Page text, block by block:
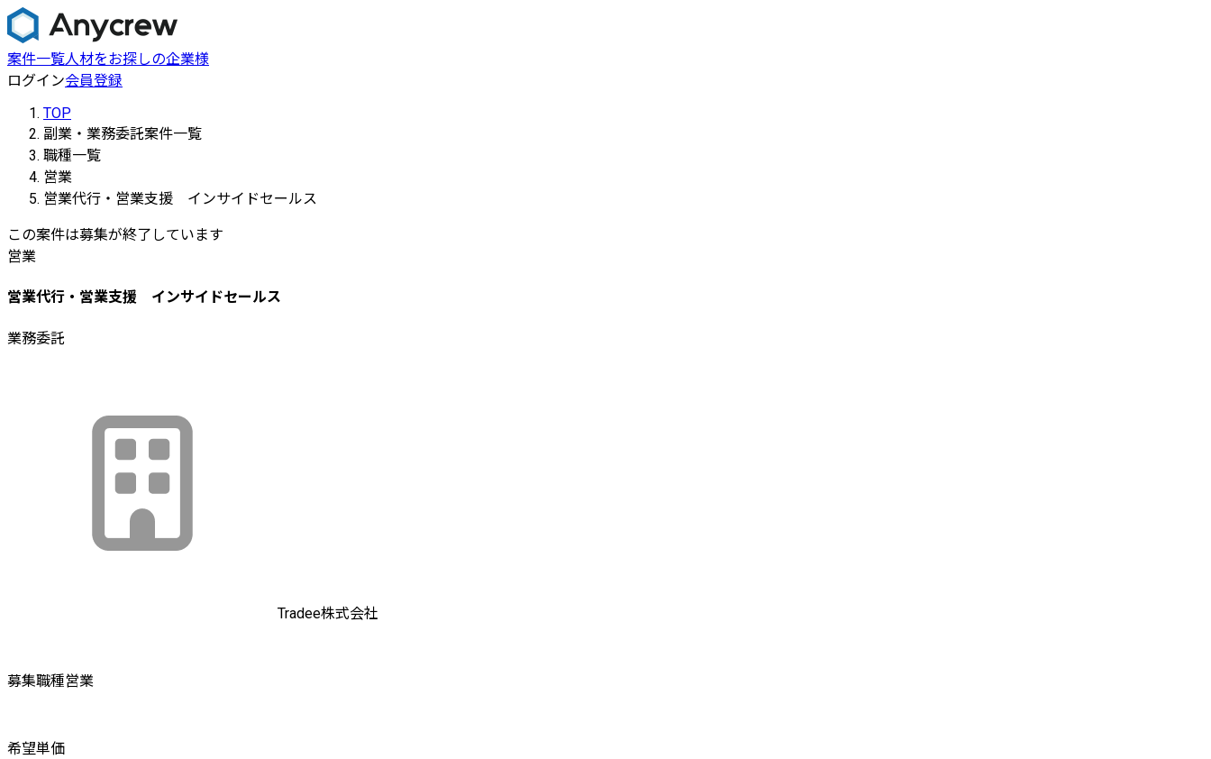
案件一覧人材をお探しの企業様
ログイン会員登録
TOP
副業・業務委託案件一覧
職種一覧
営業
営業代行・営業支援 インサイドセールス
この案件は募集が終了しています
営業
営業代行・営業支援 インサイドセールス
業務委託
Tradee株式会社
募集職種営業
希望単価